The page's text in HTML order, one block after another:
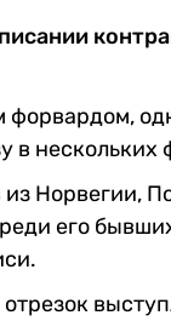
нескольких
Норвегии,
его